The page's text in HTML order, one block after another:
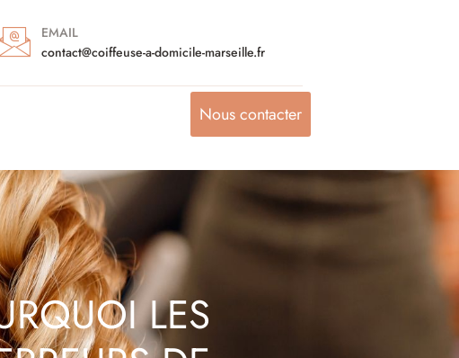
EMAIL
contact@coiffeuse-a-domicile-marseille.fr
Nous contacter
LES